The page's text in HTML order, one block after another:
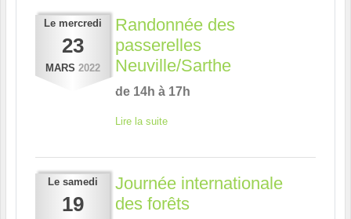
Le mercredi
23
MARS 2022
Randonnée des
passerelles
Neuville/Sarthe
de 14h à 17h
Lire la suite
Le samedi
19
Journée internationale
des forêts